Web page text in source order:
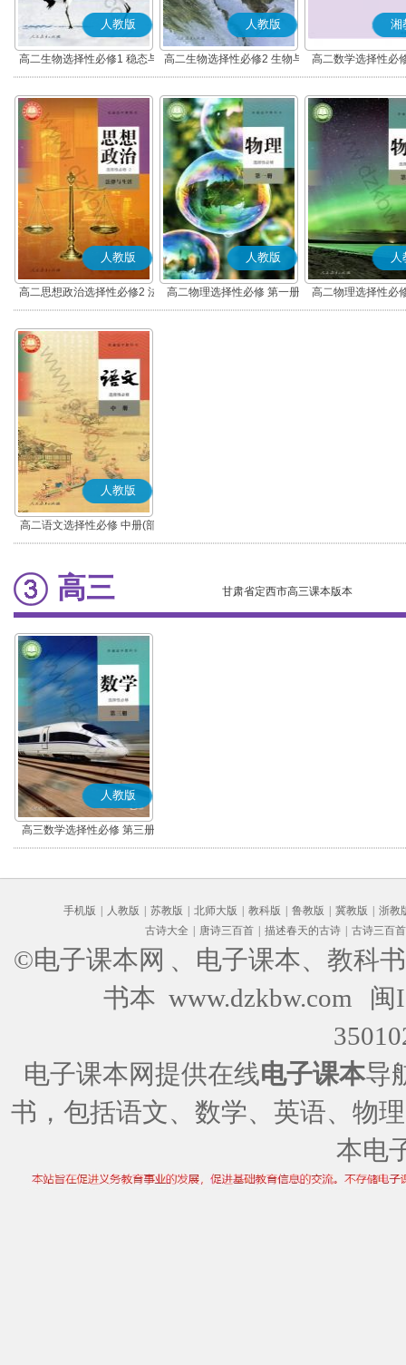
人教版
高二生物选择性必修1 稳态与
调节
人教版
高二生物选择性必修2 生物与
环境
湘
高二数学选择性必
人教版
高二思想政治选择性必修2 法
律与生活(部编版)
人教版
高二物理选择性必修 第一册
人
高二物理选择性必
人教版
高二语文选择性必修 中册(部
编版)
高三 甘肃省定西市高三课本版本
人教版
高三数学选择性必修 第三册
(B版)
手机版 人教版 苏教版 北师大版 教科版 鲁教版 冀教版
浙教
古诗大全
唐诗三百首 描述春天的古诗 古诗三百首
©电子课本网 、电子课本、教科
书本 www.dzkbw.com
闽
电子课本网提供在线电子课本导
书，包括语文、数学、英语、物
本电